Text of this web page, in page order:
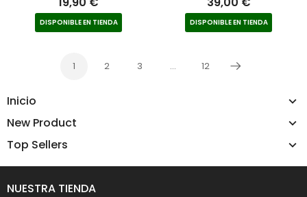
Inicio
New Product
Top Sellers
DISPONIBLE EN TIENDA DISPONIBLE EN TIENDA
1 2 3 … 12
Siguiente
NUESTRA TIENDA